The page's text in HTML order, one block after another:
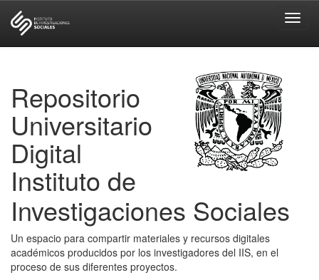
Repositorio
Universitario
Digital
Instituto de
Investigaciones Sociales
Un espacio para compartir materiales y recursos digitales
académicos producidos por los investigadores del IIS, en el
proceso de sus diferentes proyectos.